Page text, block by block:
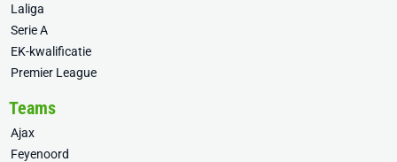
Laliga
Serie A
EK-kwalificatie
Premier League
Teams
Ajax
Feyenoord